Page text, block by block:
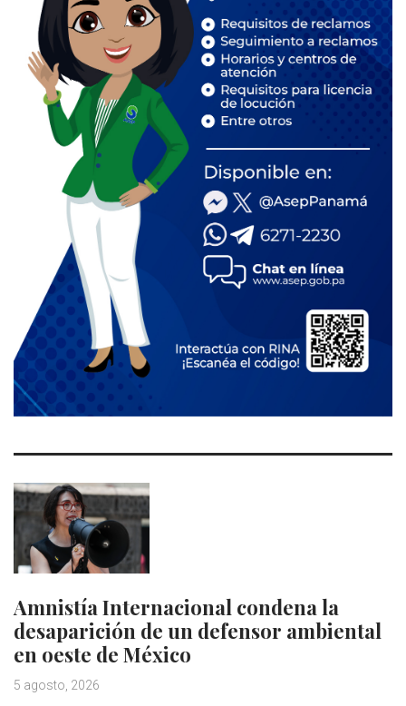
Amnistía Internacional condena la
desaparición de un defensor ambiental
en oeste de México
5 agosto, 2026